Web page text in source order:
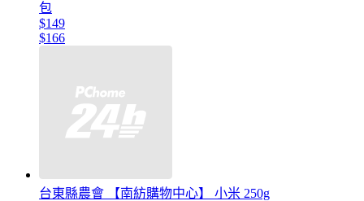
包
$149
$166
台東縣農會 【南紡購物中心】 小米 250g